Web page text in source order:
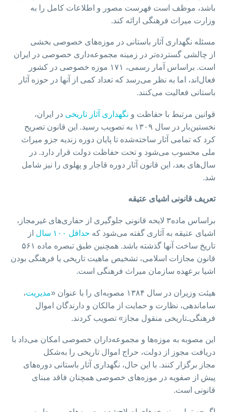
باشد، موظف است فهرست مصور و اطلاعات کامل را به
وزارت میراث فرهنگی ارائه کند.
مسئله نگهداری آثار باستانی در موزه‌های خصوصی بخشی
از چالشی گسترده‌تر در زمینه مجموعه‌داری خصوصی در ایران
است. براساس آمار رسمی، ۱۷۱ موزه خصوصی در کشور
فعال‌اند، اما به نظر می‌رسد که تعداد کمی از آنها در حوزه آثار
باستانی فعالیت می‌کنند.
قوانین مرتبط با حفاظت و نگهداری آثار تاریخی در ایران،
نخستین‌بار در سال ۱۳۰۹ به تصویب رسید. این قانون تصریح
کرد که تمامی آثار ساخته‌شده تا پایان دوره زندیه جزو میراث
ملی محسوب می‌شود و تحت حفاظت دولت قرار دارد. در
سال‌های بعد، این قانون آثار دوره قاجار و پهلوی را نیز شامل
شد.
تعریف قانونی اشیای عتیقه
براساس ماده۳ لایحه قانونی جلوگیری از حفاری‌های غیرمجاز،
اشیای عتیقه به آثاری گفته می‌شود که حداقل ۱۰۰ سال
از
تاریخ ساخت آنها گذشته باشد. همچنین طبق تبصره ماده ۵۶۱
قانون مجازات اسلامی، تشخیص ماهیت تاریخی یا فرهنگی بودن
اشیا برعهده سازمان میراث فرهنگی است.
هیئت وزیران در سال ۱۳۸۴ مصوبه‌ای را با عنوان « مدیریت،
ساماندهی، نظارت و حمایت از مالکان و دارندگان اموال
فرهنگی‌ـ‌تاریخی منقول مجاز» تصویب کردند.
این مصوبه به موزه‌ها و مجموعه‌داران خصوصی امکان می‌داد با
دریافت مجوز از دولت، حراج اموال تاریخی را به‌شکل
مجاز برگزار کنند. با این حال، نگهداری آثار باستانی دوره‌های
پیش از صفویه در موزه‌های خصوصی همچنان فاقد مبنای
قانونی است.